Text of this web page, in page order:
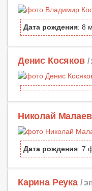
Дата рождения: 8
Денис Косяков /
Николай Малаев
Дата рождения: 7
Карина Реука /